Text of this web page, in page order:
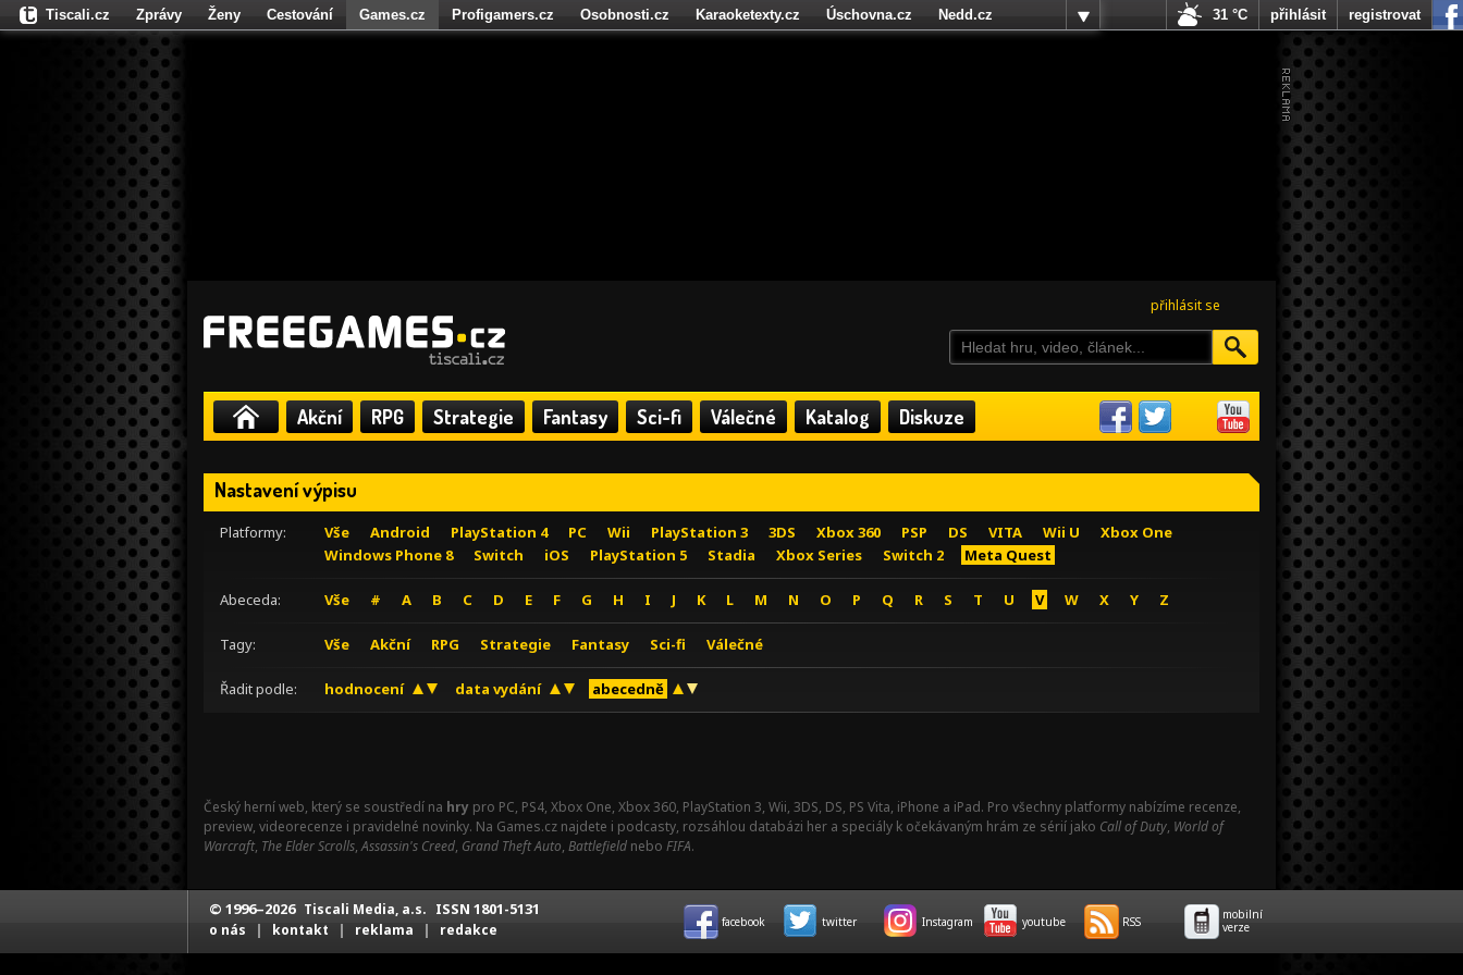
přihlásit se
Akční RPG Strategie Fantasy Sci-fi Válečné Katalog Diskuze
Nastavení výpisu
Platformy: Vše Android PlayStation 4 PC Wii PlayStation 3 3DS Xbox 360 PSP DS VITA Wii U
Xbox One
Windows Phone 8
Switch iOS PlayStation 5 Stadia Xbox Series Switch 2 Meta Quest
Abeceda: Vše # A B C D E F G H I J K L M N O P Q R S T U V W X Y Z
Tagy: Vše Akční RPG Strategie Fantasy Sci-fi Válečné
Řadit podle: hodnocení data vydání abecedně
Český herní web, který se soustředí na hry pro PC, PS4, Xbox One, Xbox 360, PlayStation 3, Wii, 3DS, DS, PS Vita, iPhone a iPad. Pro všechny platformy nabízíme recenze,
preview, videorecenze i pravidelné novinky. Na Games.cz najdete i podcasty, rozsáhlou databázi her a speciály k očekávaným hrám ze sérií jako Call of Duty, World of
Warcraft, The Elder Scrolls,Assassin's Creed, Grand Theft Auto, Battlefield nebo FIFA.
Tiscali.cz Zprávy Ženy Cestování Games.cz Profigamers.cz Osobnosti.cz Karaoketexty.cz Úschovna.cz
Nedd.cz
Fights.cz
31 °C přihlásit registrovat
© 1996–2026 Tiscali Media, a.s. ISSN 1801-5131
o nás | kontakt | reklama | redakce facebook twitter Instagram youtube RSS
mobilní
verze